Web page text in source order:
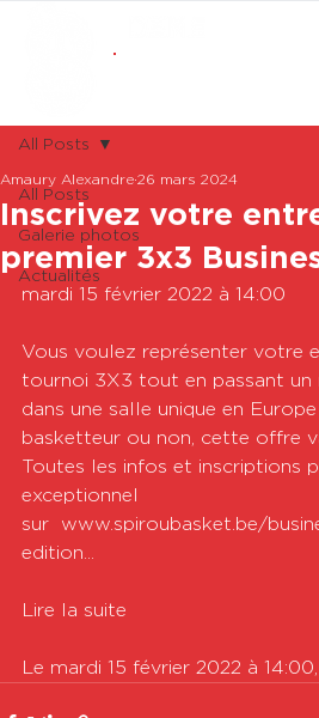
All Posts
Galerie photos
Actualités
All Posts
Inscrivez votre
premier 3x3
Amaury Alexandre 26 mars 2024
mardi 15 février 2022 à 14:00
Vous voulez représenter votre
tournoi 3X3 tout en passant un
dans une salle unique en
basketteur ou non, cette offre
Toutes les infos et inscriptions
exceptionnel
sur  www.spiroubasket.be/
edition...
Lire la suite
Le mardi 15 février 2022 à